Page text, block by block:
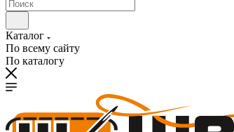
Каталог
По всему сайту
По каталогу